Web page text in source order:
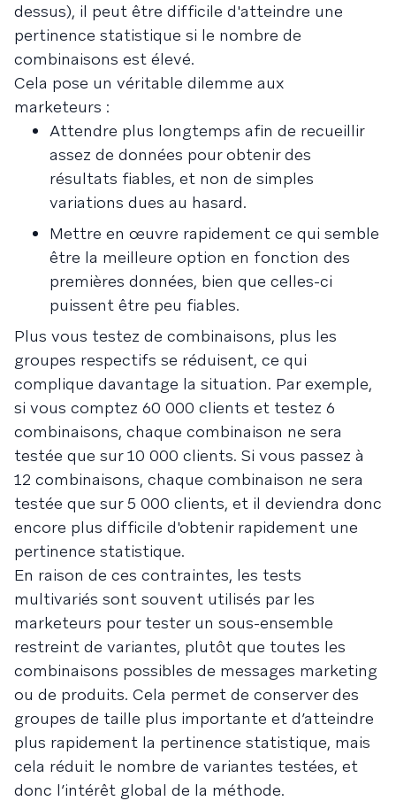
dessus), il peut être difficile d'atteindre une
pertinence statistique si le nombre de
combinaisons est élevé.
Cela pose un véritable dilemme aux
marketeurs :
Attendre plus longtemps afin de recueillir
assez de données pour obtenir des
résultats fiables, et non de simples
variations dues au hasard.
Mettre en œuvre rapidement ce qui semble
être la meilleure option en fonction des
premières données, bien que celles-ci
puissent être peu fiables.
Plus vous testez de combinaisons, plus les
groupes respectifs se réduisent, ce qui
complique davantage la situation. Par exemple,
si vous comptez 60 000 clients et testez 6
combinaisons, chaque combinaison ne sera
testée que sur 10 000 clients. Si vous passez à
12 combinaisons, chaque combinaison ne sera
testée que sur 5 000 clients, et il deviendra donc
encore plus difficile d'obtenir rapidement une
pertinence statistique.
En raison de ces contraintes, les tests
multivariés sont souvent utilisés par les
marketeurs pour tester un sous-ensemble
restreint de variantes, plutôt que toutes les
combinaisons possibles de messages marketing
ou de produits. Cela permet de conserver des
groupes de taille plus importante et d’atteindre
plus rapidement la pertinence statistique, mais
cela réduit le nombre de variantes testées, et
donc l’intérêt global de la méthode.